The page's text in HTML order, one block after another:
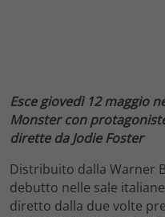
Esce giovedì 12 maggio
Monster con
dirette da Jodie Foster
Distribuito dalla Warner
debutto nelle sale
diretto dalla due volte